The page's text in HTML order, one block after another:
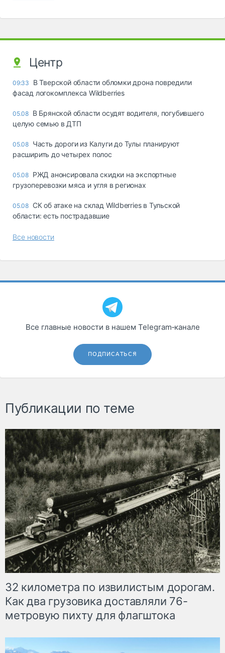
Центр
09:33
В Тверской области обломки дрона повредили
фасад логокомплекса Wildberries
05.08 В Брянской области осудят водителя, погубившего
целую семью в ДТП
05.08 Часть дороги из Калуги до Тулы планируют
расширить до четырех полос
05.08 РЖД анонсировала скидки на экспортные
грузоперевозки мяса и угля в регионах
05.08 СК об атаке на склад Wildberries в Тульской
области: есть пострадавшие
Все новости
Все главные новости в нашем Telegram‑канале
ПОДПИСАТЬСЯ
Публикации по теме
32 километра по извилистым дорогам.
Как два грузовика доставляли 76-
метровую пихту для флагштока